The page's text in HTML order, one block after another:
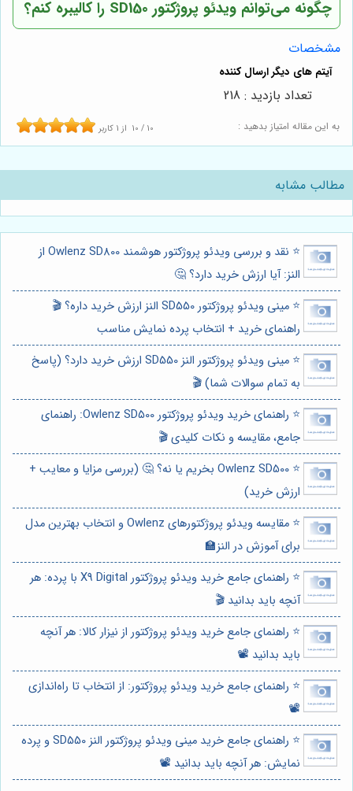
چگونه می‌توانم ویدئو پروژکتور SD150 را کالیبره کنم؟
مشخصات
به این مقاله امتیاز بدهید : 10 / 10 از 1 کاربر
تعداد بازدید : 218
مطالب مشابه
⭐️ نقد و بررسی ویدئو پروژکتور هوشمند Owlenz SD800 از
النز: آیا ارزش خرید دارد؟ 🤔
⭐️ مینی ویدئو پروژکتور SD550 النز ارزش خرید داره؟ 🎬
راهنمای خرید + انتخاب پرده نمایش مناسب
⭐️ مینی ویدئو پروژکتور النز SD550 ارزش خرید دارد؟ (پاسخ
به تمام سوالات شما) 🎬
⭐️ راهنمای خرید ویدئو پروژکتور Owlenz SD500: راهنمای
جامع، مقایسه و نکات کلیدی 🎬
⭐️ Owlenz SD500 بخریم یا نه؟ 🤔 (بررسی مزایا و معایب +
ارزش خرید)
⭐️ مقایسه ویدئو پروژکتورهای Owlenz و انتخاب بهترین مدل
برای آموزش در النز🏫
⭐️ راهنمای جامع خرید ویدئو پروژکتور X9 Digital با پرده: هر
آنچه باید بدانید 🎬
⭐️ راهنمای جامع خرید ویدئو پروژکتور از نیزار کالا: هر آنچه
باید بدانید 📽️
⭐️ راهنمای جامع خرید ویدئو پروژکتور: از انتخاب تا راه‌اندازی
📽️
⭐️ راهنمای جامع خرید مینی ویدئو پروژکتور النز SD550 و پرده
نمایش: هر آنچه باید بدانید 📽️